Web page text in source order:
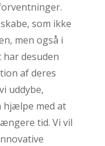
som ikke
men også i
desuden
af deres
uddybe,
hjælpe med at
tid. Vi vil